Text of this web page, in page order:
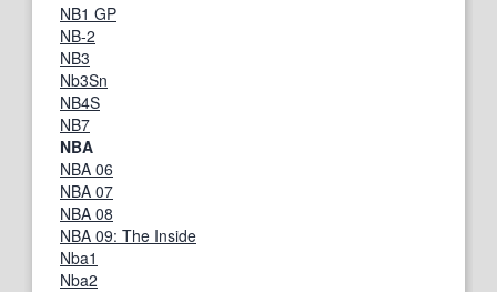
NB1 GP
NB-2
NB3
Nb3Sn
NB4S
NB7
NBA
NBA 06
NBA 07
NBA 08
NBA 09: The Inside
Nba1
Nba2